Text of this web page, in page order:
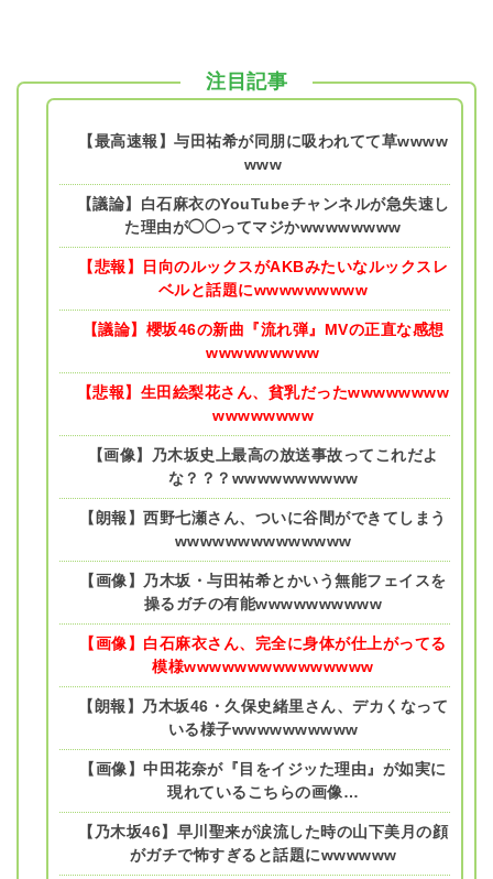
注目記事
【最高速報】与田祐希が同朋に吸われてて草wwww
www
【議論】白石麻衣のYouTubeチャンネルが急失速し
た理由が◯◯ってマジかwwwwwwww
【悲報】日向のルックスがAKBみたいなルックスレ
ベルと話題にwwwwwwwww
【議論】櫻坂46の新曲『流れ弾』MVの正直な感想
wwwwwwwww
【悲報】生田絵梨花さん、貧乳だったwwwwwwww
wwwwwwww
【画像】乃木坂史上最高の放送事故ってこれだよ
な？？？wwwwwwwwww
【朗報】西野七瀬さん、ついに谷間ができてしまう
wwwwwwwwwwwwww
【画像】乃木坂・与田祐希とかいう無能フェイスを
操るガチの有能wwwwwwwwww
【画像】白石麻衣さん、完全に身体が仕上がってる
模様wwwwwwwwwwwwwww
【朗報】乃木坂46・久保史緒里さん、デカくなって
いる様子wwwwwwwwww
【画像】中田花奈が『目をイジッた理由』が如実に
現れているこちらの画像…
【乃木坂46】早川聖来が涙流した時の山下美月の顔
がガチで怖すぎると話題にwwwwww